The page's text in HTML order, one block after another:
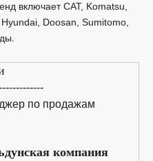
включает CAT, Komatsu,
Doosan, Sumitomo,
по продажам
компания